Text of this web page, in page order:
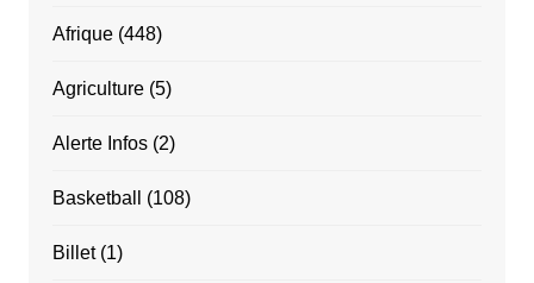
Afrique(448)
Agriculture(5)
Alerte Infos(2)
Basketball (108)
Billet(1)